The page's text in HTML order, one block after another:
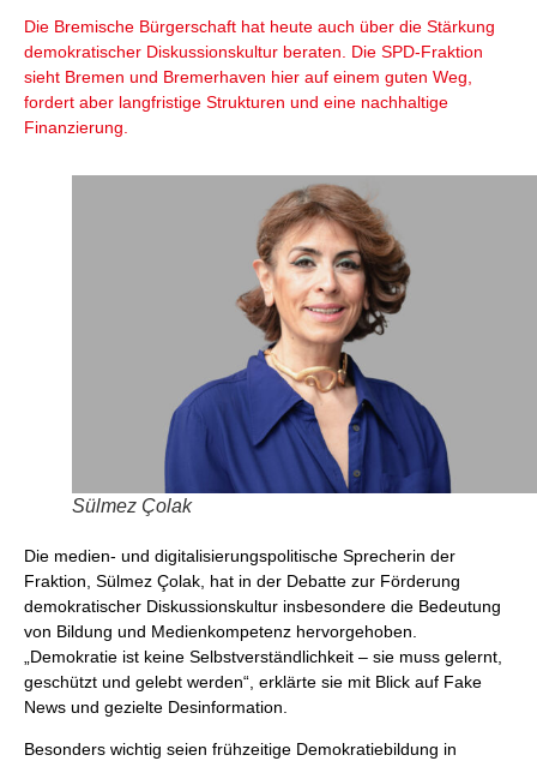
Die Bremische Bürgerschaft hat heute auch über die Stärkung
demokratischer Diskussionskultur beraten. Die SPD-Fraktion
sieht Bremen und Bremerhaven hier auf einem guten Weg,
fordert aber langfristige Strukturen und eine nachhaltige
Finanzierung.
Sülmez Çolak
Die medien- und digitalisierungspolitische Sprecherin der
Fraktion, Sülmez Çolak, hat in der Debatte zur Förderung
demokratischer Diskussionskultur insbesondere die Bedeutung
von Bildung und Medienkompetenz hervorgehoben.
„Demokratie ist keine Selbstverständlichkeit – sie muss gelernt,
geschützt und gelebt werden“, erklärte sie mit Blick auf Fake
News und gezielte Desinformation.
Besonders wichtig seien frühzeitige Demokratiebildung in